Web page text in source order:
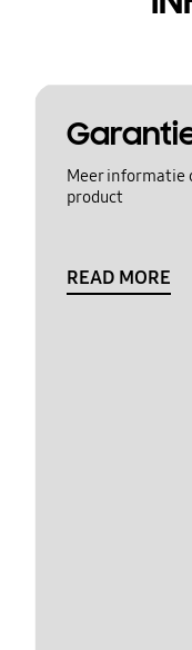
Meer informatie
product
READ MORE